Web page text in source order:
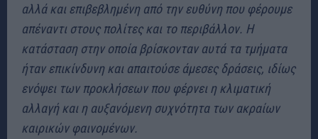
αλλά και επιβεβλημένη από την ευθύνη που φέρουμε
απέναντι στους πολίτες και το περιβάλλον. Η
κατάσταση στην οποία βρίσκονταν αυτά τα τμήματα
ήταν επικίνδυνη και απαιτούσε άμεσες δράσεις, ιδίως
ενόψει των προκλήσεων που φέρνει η κλιματική
αλλαγή και η αυξανόμενη συχνότητα των ακραίων
καιρικών φαινομένων.